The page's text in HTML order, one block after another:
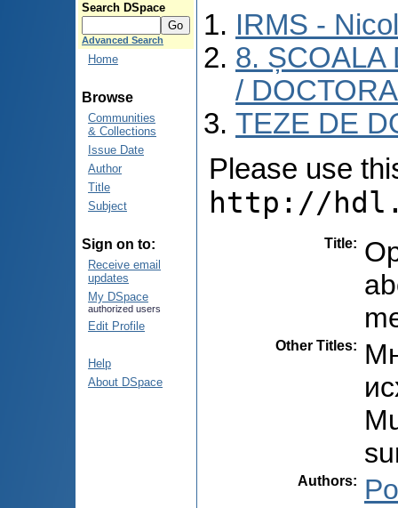
Search DSpace
Advanced Search
Home
Browse
Communities
& Collections
Issue Date
Author
Title
Subject
Sign on to:
Receive email
updates
My DSpace
authorized users
Edit Profile
Help
About DSpace
IRMS -
8. ȘCOALA
/
TEZE DE
Please use
http://
Title:
Other Titles:
Authors: